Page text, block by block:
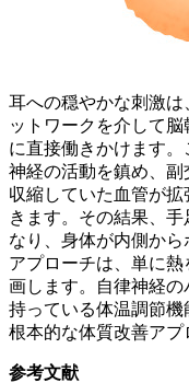
耳への穏やかな刺激
ットワークを介して
に直接働きかけます
神経の活動を鎮め、副
収縮していた血管が
きます。その結果、
なり、身体が内側か
アプローチは、単に
画します。自律神経
持っている体温調節機
根本的な体質改善アプ
参考文献